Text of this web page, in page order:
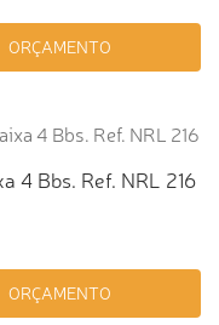
ORÇAMENTO
4 Bbs. Ref. NRL 216
ORÇAMENTO